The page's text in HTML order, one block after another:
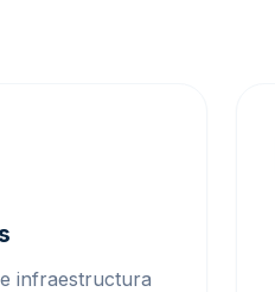
infraestructura